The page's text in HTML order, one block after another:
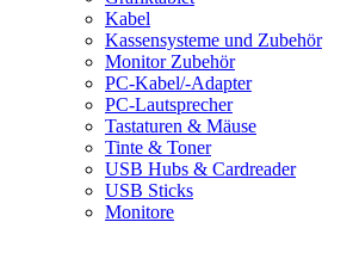
Kabel
Kassensysteme und Zubehör
Monitor Zubehör
PC-Kabel/-Adapter
PC-Lautsprecher
Tastaturen & Mäuse
Tinte & Toner
USB Hubs & Cardreader
USB Sticks
Monitore